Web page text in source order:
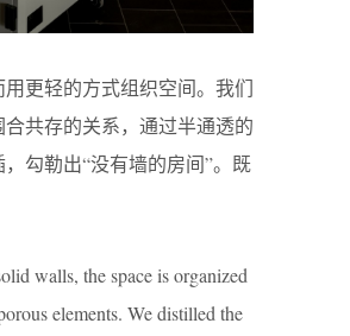
更轻的方式组织空间。我们
共存的关系，通过半通透的
勾勒出“没有墙的房间”。既
walls, the space is organized
elements. We distilled the